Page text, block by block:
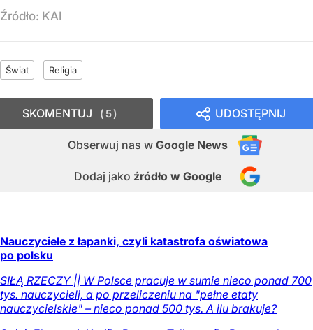
Źródło: KAI
Świat Religia
UDOSTĘPNIJ
Obserwuj nas w Google News
Dodaj jako źródło w Google
SKOMENTUJ 5
Nauczyciele z łapanki, czyli katastrofa oświatowa
po polsku
SIŁĄ RZECZY || W Polsce pracuje w sumie nieco ponad 700
tys. nauczycieli, a po przeliczeniu na "pełne etaty
nauczycielskie" – nieco ponad 500 tys. A ilu brakuje?